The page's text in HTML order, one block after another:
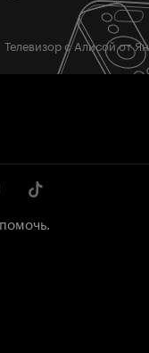
Телевизор с Алисой от